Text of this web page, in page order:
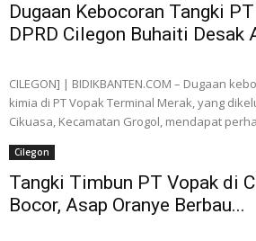
Dugaan Kebocoran Tangki
DPRD Cilegon Buhaiti Desak
CILEGON] | BIDIKBANTEN.COM – Dugaan
kimia di PT Vopak Terminal Merak, yang
Cikuasa, Kecamatan Grogol, mendapat
Cilegon
Tangki Timbun PT Vopak di
Bocor, Asap Oranye Berbau...